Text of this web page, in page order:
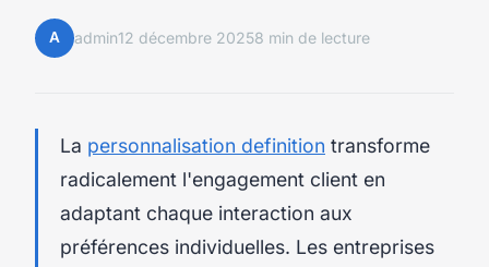
A admin12 décembre 20258 min de lecture
La personnalisation definition transforme
radicalement l'engagement client en
adaptant chaque interaction aux
préférences individuelles. Les entreprises